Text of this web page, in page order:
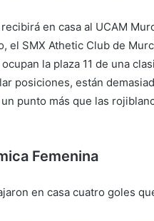
en casa al UCAM
el SMX Athetic Club de
la plaza 11 de una
posiciones, están
punto más que las
Femenina
en casa cuatro goles